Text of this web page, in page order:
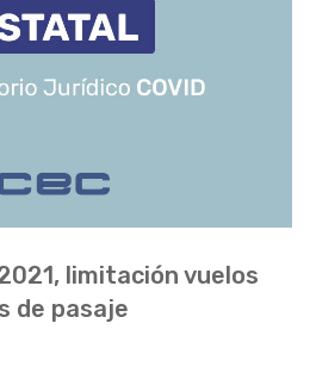
limitación vuelos
de pasaje